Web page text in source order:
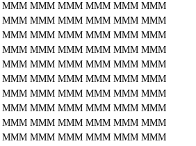
MMM MMM MMM MMM MMM MMM
MMM MMM MMM MMM MMM MMM
MMM MMM MMM MMM MMM MMM
MMM MMM MMM MMM MMM MMM
MMM MMM MMM MMM MMM MMM
MMM MMM MMM MMM MMM MMM
MMM MMM MMM MMM MMM MMM
MMM MMM MMM MMM MMM MMM
MMM MMM MMM MMM MMM MMM
MMM MMM MMM MMM MMM MMM